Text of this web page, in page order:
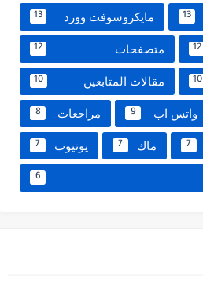
13 مايكروسوفت وورد 13
12 متصفحات 12
10 مقالات المتابعين 10
واتس اب 9 مراجعات 8
7 ماك 7 يوتيوب 7
6